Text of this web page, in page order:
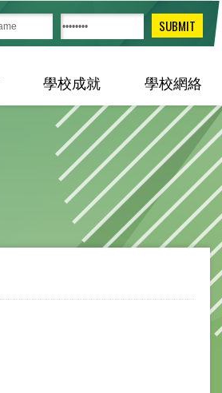
學校成就 學校網絡